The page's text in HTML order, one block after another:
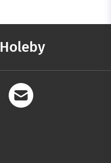
Holeby